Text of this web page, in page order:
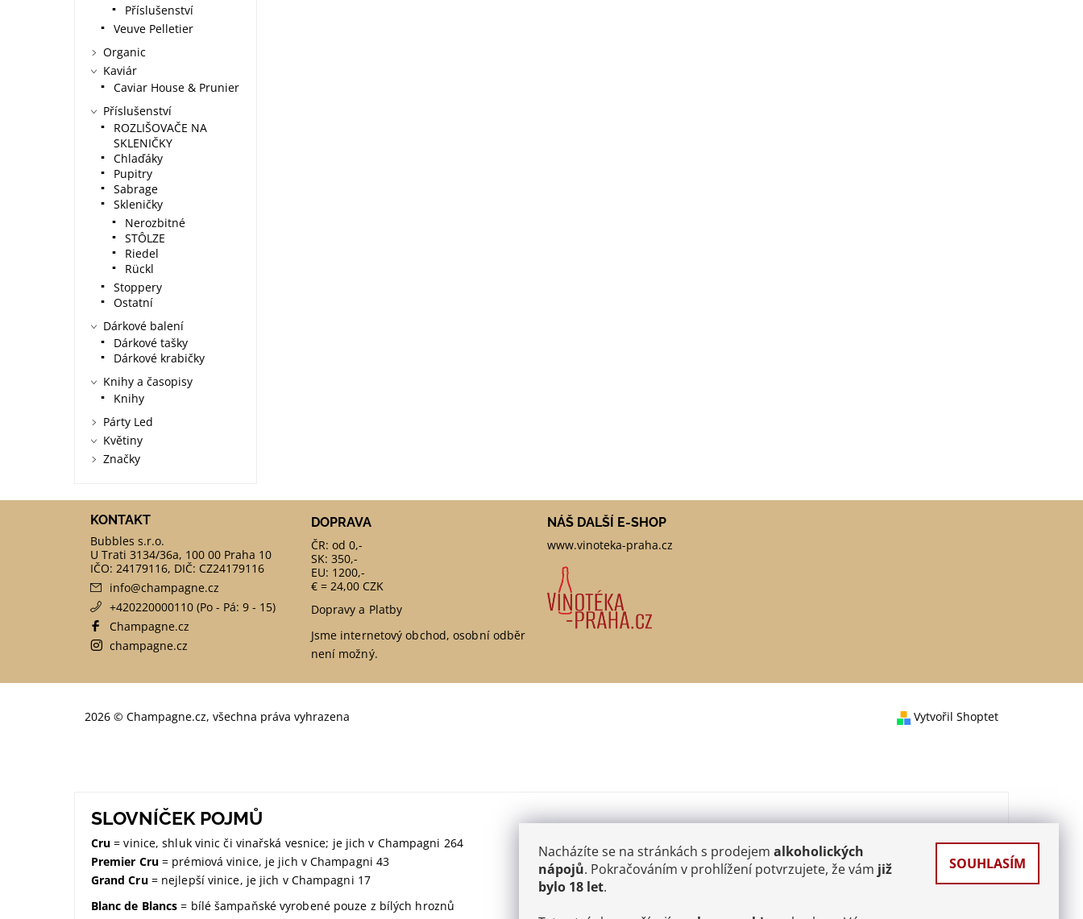
Příslušenství
Veuve Pelletier
Organic
Kaviár
Caviar House & Prunier
Příslušenství
ROZLIŠOVAČE NA
SKLENIČKY
Chlaďáky
Pupitry
Sabrage
Skleničky
Nerozbitné
STÔLZE
Riedel
Rückl
Stoppery
Ostatní
Dárkové balení
Dárkové tašky
Dárkové krabičky
Knihy a časopisy
Knihy
Párty Led
Květiny
Značky
KONTAKT
info@champagne.cz
+420220000110 (Po - Pá: 9 - 15)
Champagne.cz
champagne.cz
DOPRAVA
ČR: od 0,-
SK: 350,-
EU: 1200,-
€ = 24,00 CZK
Dopravy a Platby
Jsme internetový obchod, osobní odběr
není možný.
NÁŠ DALŠÍ E-SHOP
www.vinoteka-praha.cz
2026 © Champagne.cz, všechna práva vyhrazena Vytvořil Shoptet
SLOVNÍČEK POJMŮ
Cru = vinice, shluk vinic či vinařská vesnice; je jich v Champagni 264
Premier Cru= prémiová vinice, je jich v Champagni 43
Grand Cru= nejlepší vinice, je jich v Champagni 17
Blanc de Blancs = bílé šampaňské vyrobené pouze z bílých hroznů
Nacházíte se na stránkách s prodejem alkoholických
nápojů. Pokračováním v prohlížení potvrzujete, že vám již
bylo 18 let.
SOUHLASÍM